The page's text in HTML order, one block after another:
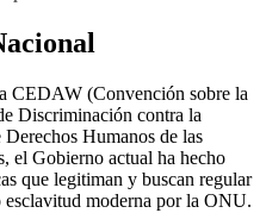
CEDAW (Convención sobre la
Discriminación contra la
Humanos de las
el Gobierno actual ha hecho
que legitiman y buscan regular
moderna por la ONU.